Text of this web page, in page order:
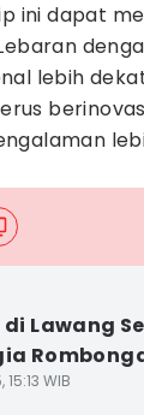
ini dapat
lebih
Lawang
15:13 WIB